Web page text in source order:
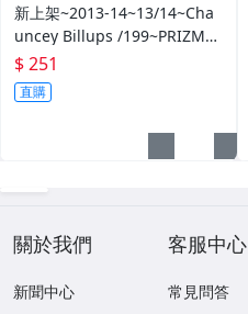
新上架~2013-14~13/14~Cha
uncey Billups /199~PRIZM~S
ILVER~藍亮~限量/199~10601
14-1
$ 251
直購
關於我們
新聞中心
客服中心
常見問答